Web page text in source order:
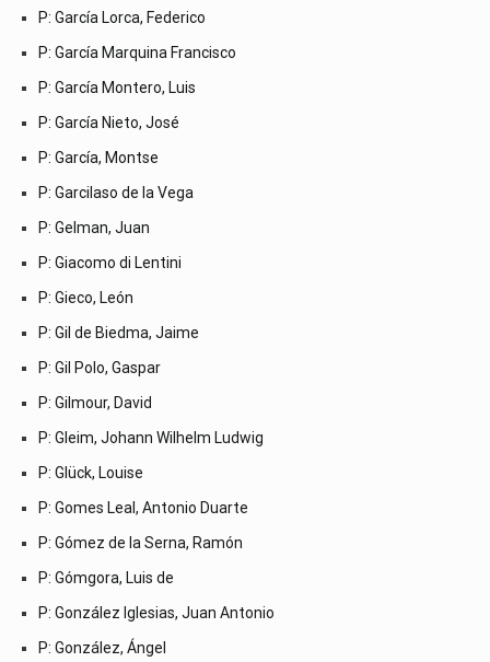
P: García Lorca, Federico
P: García Marquina Francisco
P: García Montero, Luis
P: García Nieto, José
P: García, Montse
P: Garcilaso de la Vega
P: Gelman, Juan
P: Giacomo di Lentini
P: Gieco, León
P: Gil de Biedma, Jaime
P: Gil Polo, Gaspar
P: Gilmour, David
P: Gleim, Johann Wilhelm Ludwig
P: Glück, Louise
P: Gomes Leal, Antonio Duarte
P: Gómez de la Serna, Ramón
P: Gómgora, Luis de
P: González Iglesias, Juan Antonio
P: González, Ángel